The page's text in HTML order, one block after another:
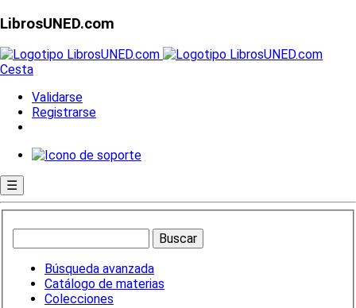
LibrosUNED.com
Cesta
Validarse
Registrarse
☰
Búsqueda avanzada
Catálogo de materias
Colecciones